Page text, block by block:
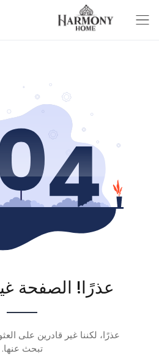
عذرًا! الصفحة
عذرًا، لكننا غير قادرين على
تبحث عنها.